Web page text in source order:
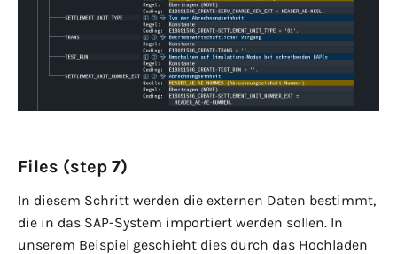
Files (step 7)
In diesem Schritt werden die externen Daten bestimmt,
die in das SAP-System importiert werden sollen. In
unserem Beispiel geschieht dies durch das Hochladen